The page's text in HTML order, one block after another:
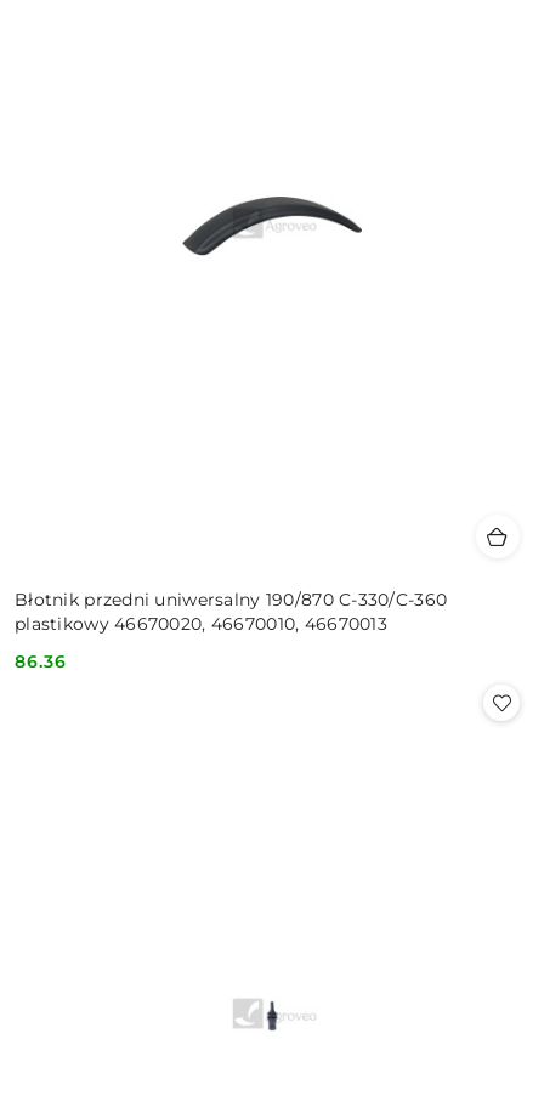
Błotnik przedni uniwersalny 190/870 C-330/C-360
plastikowy 46670020, 46670010, 46670013
Cena:
86.36